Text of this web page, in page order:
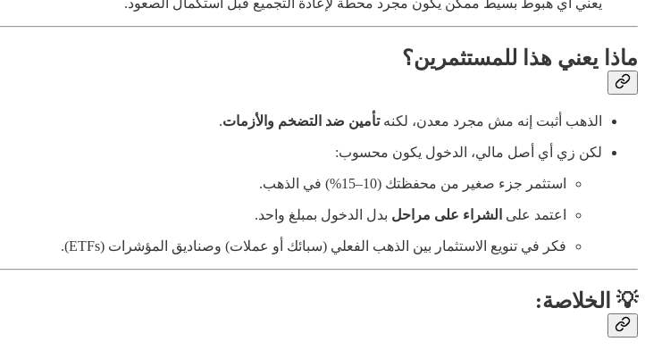
يعني أي هبوط بسيط ممكن يكون مجرد محطة لإعادة التجميع قبل استكمال الصعود.
ماذا يعني هذا للمستثمرين؟
الذهب أثبت إنه مش مجرد معدن، لكنهتأمين ضد التضخم والأزمات.
لكن زي أي أصل مالي، الدخول يكون محسوب:
استثمر جزء صغير من محفظتك (10–15%) في الذهب.
اعتمد على الشراء على مراحل بدل الدخول بمبلغ واحد.
فكر في تنويع الاستثمار بين الذهب الفعلي (سبائك أو عملات) وصناديق المؤشرات (ETFs).
💡 الخلاصة: